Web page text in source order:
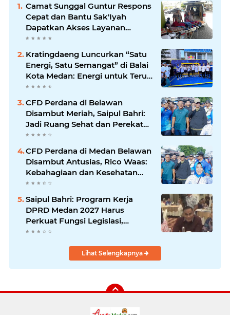
Camat Sunggal Guntur Respons
Cepat dan Bantu Sak'Iyah
Dapatkan Akses Layanan
Kesehatan
Kratingdaeng Luncurkan “Satu
Energi, Satu Semangat” di Balai
Kota Medan: Energi untuk Terus
Bergerak Maju
CFD Perdana di Belawan
Disambut Meriah, Saipul Bahri:
Jadi Ruang Sehat dan Perekat
Kebersamaan Warga Medan
CFD Perdana di Medan Belawan
Disambut Antusias, Rico Waas:
Kebahagiaan dan Kesehatan
Harus Hadir di Seluruh Penjuru
Saipul Bahri: Program Kerja
DPRD Medan 2027 Harus
Perkuat Fungsi Legislasi,
Anggaran dan Pengawasan
Lihat Selengkapnya